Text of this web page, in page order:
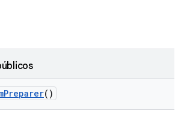
Preparer()